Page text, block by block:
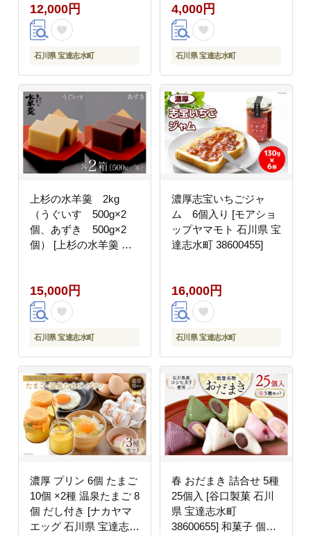
らあげ むね肉 レンジ
下味 揚げない 国産
12,000円
石川県 宝達志水町
茶 茎茶 くき茶 くきち
ゃ 日本茶 国産 ティー
ラテ 焙煎 水出し 棒茶
4,000円
石川県 宝達志水町
上杉の水羊羹 2kg
（うぐいす 500g×2
個、あずき 500g×2
個） [上杉の水羊羹 石
小豆 きなこ 和菓子
15,000円
石川県 宝達志水町
濃厚志宝いちごジャ
ム 6個入り [モアショ
ップヤマモト 石川県 宝
達志水町 38600455]
16,000円
石川県 宝達志水町
濃厚 プリン 6個 たまご
10個 ×2種 温泉たまご 8
個 だし付き [ナカヤマ
エッグ 石川県 宝達志水
春 おだまき 詰合せ 5種
25個入 [谷口製菓 石川
県 宝達志水町
38600655] 和菓子 個包